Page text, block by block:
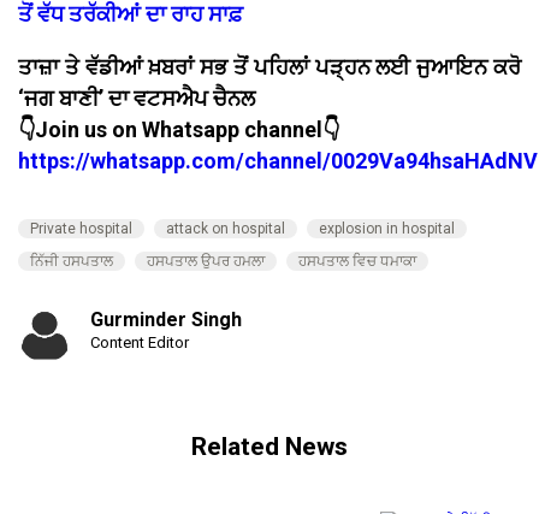
ਤੋਂ ਵੱਧ ਤਰੱਕੀਆਂ ਦਾ ਰਾਹ ਸਾਫ਼
ਤਾਜ਼ਾ ਤੇ ਵੱਡੀਆਂ ਖ਼ਬਰਾਂ ਸਭ ਤੋਂ ਪਹਿਲਾਂ ਪੜ੍ਹਨ ਲਈ ਜੁਆਇਨ ਕਰੋ
‘ਜਗ ਬਾਣੀ’ ਦਾ ਵਟਸਐਪ ਚੈਨਲ
👇Join us on Whatsapp channel👇
https://whatsapp.com/channel/
Private hospital attack on hospital
explosion in hospital
ਨਿੱਜੀ ਹਸਪਤਾਲ
ਹਸਪਤਾਲ ਉਪਰ ਹਮਲਾ ਹਸਪਤਾਲ ਵਿਚ ਧਮਾਕਾ
Gurminder Singh
Content Editor
Related News